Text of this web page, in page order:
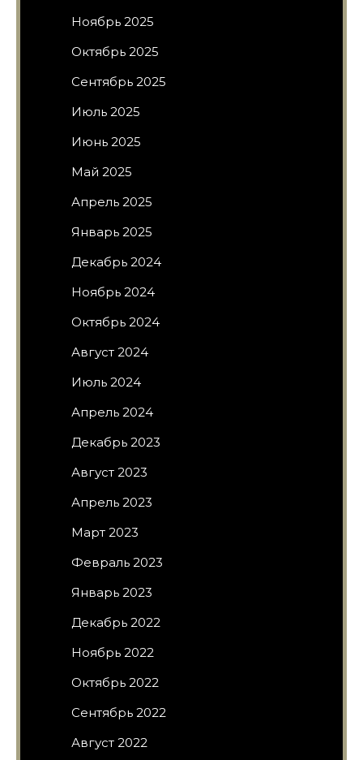
Ноябрь 2025
Октябрь 2025
Сентябрь 2025
Июль 2025
Июнь 2025
Май 2025
Апрель 2025
Январь 2025
Декабрь 2024
Ноябрь 2024
Октябрь 2024
Август 2024
Июль 2024
Апрель 2024
Декабрь 2023
Август 2023
Апрель 2023
Март 2023
Февраль 2023
Январь 2023
Декабрь 2022
Ноябрь 2022
Октябрь 2022
Сентябрь 2022
Август 2022